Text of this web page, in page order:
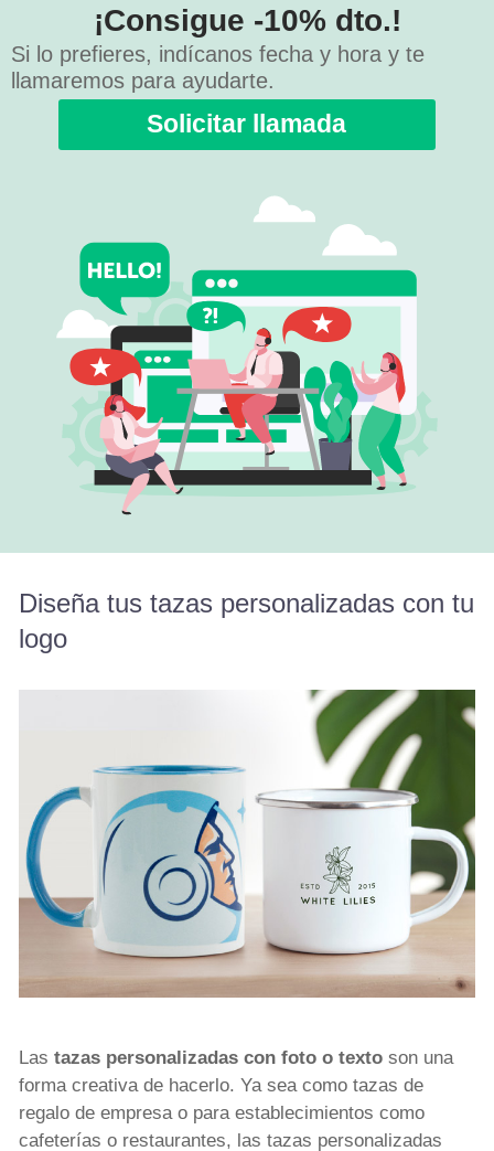
¡Consigue -10% dto.!
Si lo prefieres, indícanos fecha y hora y te
llamaremos para ayudarte.
Solicitar llamada
Diseña tus tazas personalizadas con tu
logo
Las tazas personalizadas con foto o textoson una
forma creativa de hacerlo. Ya sea como tazas de
regalo de empresa o para establecimientos como
cafeterías o restaurantes, las tazas personalizadas